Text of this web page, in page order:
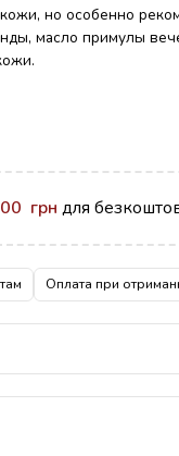
но особенно
масло примулы
грн для
Оплата при